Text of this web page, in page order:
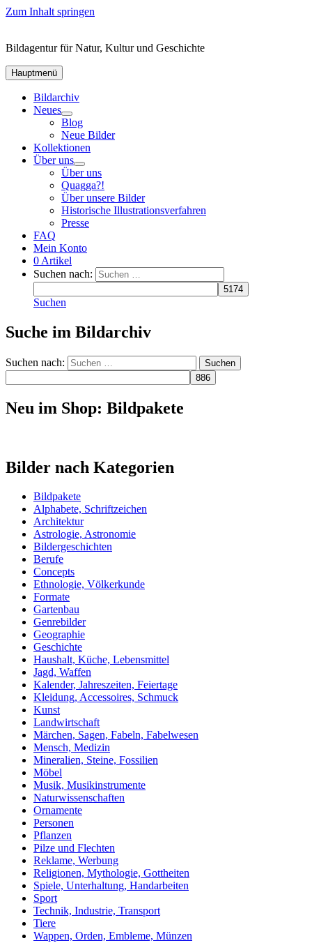
Zum Inhalt springen
Bildagentur für Natur, Kultur und Geschichte
Hauptmenü
Bildarchiv
Neues
Blog
Neue Bilder
Kollektionen
Über uns
Über uns
Quagga?!
Über unsere Bilder
Historische Illustrationsverfahren
Presse
FAQ
Mein Konto
0 Artikel
Suchen nach:
Suchen
Suche im Bildarchiv
Suchen nach:
Neu im Shop: Bildpakete
Bilder nach Kategorien
Bildpakete
Alphabete, Schriftzeichen
Architektur
Astrologie, Astronomie
Bildergeschichten
Berufe
Concepts
Ethnologie, Völkerkunde
Formate
Gartenbau
Genrebilder
Geographie
Geschichte
Haushalt, Küche, Lebensmittel
Jagd, Waffen
Kalender, Jahreszeiten, Feiertage
Kleidung, Accessoires, Schmuck
Kunst
Landwirtschaft
Märchen, Sagen, Fabeln, Fabelwesen
Mensch, Medizin
Mineralien, Steine, Fossilien
Möbel
Musik, Musikinstrumente
Naturwissenschaften
Ornamente
Personen
Pflanzen
Pilze und Flechten
Reklame, Werbung
Religionen, Mythologie, Gottheiten
Spiele, Unterhaltung, Handarbeiten
Sport
Technik, Industrie, Transport
Tiere
Wappen, Orden, Embleme, Münzen